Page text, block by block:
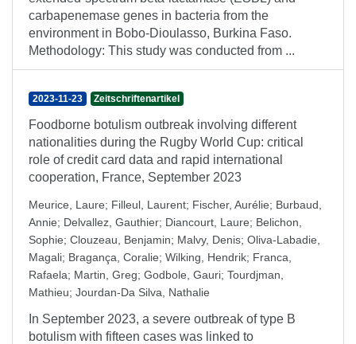
carbapenemase genes in bacteria from the
environment in Bobo-Dioulasso, Burkina Faso.
Methodology: This study was conducted from ...
2023-11-23 Zeitschriftenartikel
Foodborne botulism outbreak involving different
nationalities during the Rugby World Cup: critical
role of credit card data and rapid international
cooperation, France, September 2023
Meurice, Laure; Filleul, Laurent; Fischer, Aurélie; Burbaud,
Annie; Delvallez, Gauthier; Diancourt, Laure; Belichon,
Sophie; Clouzeau, Benjamin; Malvy, Denis; Oliva-Labadie,
Magali; Bragança, Coralie; Wilking, Hendrik; Franca,
Rafaela; Martin, Greg; Godbole, Gauri; Tourdjman,
Mathieu; Jourdan-Da Silva, Nathalie
In September 2023, a severe outbreak of type B
botulism with fifteen cases was linked to